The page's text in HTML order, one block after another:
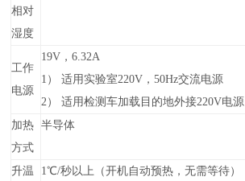
相对
湿度
工作
电源
19V，6.32A
1）适用实验室220V，50Hz交流电源
2）适用检测车加载目的地外接220V电源
加热
方式
半导体
升温
1℃/秒以上（开机自动预热，无需等待）